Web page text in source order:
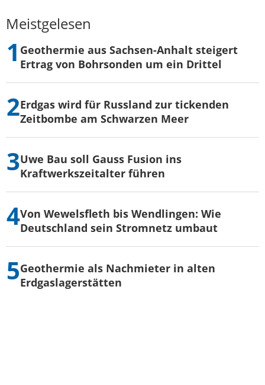
Meistgelesen
Geothermie aus Sachsen-Anhalt steigert
Ertrag von Bohrsonden um ein Drittel
Erdgas wird für Russland zur tickenden
Zeitbombe am Schwarzen Meer
Uwe Bau soll Gauss Fusion ins
Kraftwerkszeitalter führen
Von Wewelsfleth bis Wendlingen: Wie
Deutschland sein Stromnetz umbaut
Geothermie als Nachmieter in alten
Erdgaslagerstätten